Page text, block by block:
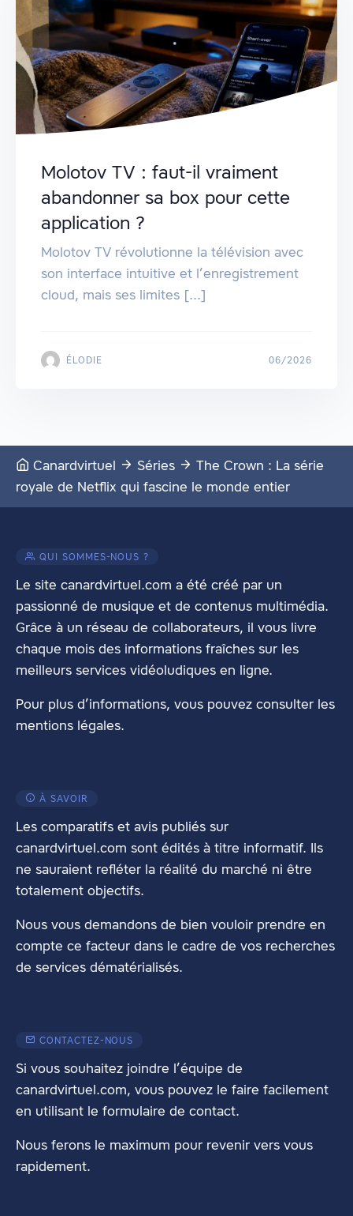
Molotov TV : faut-il vraiment
abandonner sa box pour cette
application ?
Molotov TV révolutionne la télévision avec
son interface intuitive et l’enregistrement
cloud, mais ses limites [...]
ÉLODIE 06/2026
Canardvirtuel Séries
The Crown : La série
royale de Netflix qui fascine le monde entier
QUI SOMMES-NOUS ?
Le site canardvirtuel.com a été créé par un
passionné de musique et de contenus multimédia.
Grâce à un réseau de collaborateurs, il vous livre
chaque mois des informations fraîches sur les
meilleurs services vidéoludiques en ligne.
Pour plus d’informations, vous pouvez consulter les
mentions légales.
À SAVOIR
Les comparatifs et avis publiés sur
canardvirtuel.com sont édités à titre informatif. Ils
ne sauraient refléter la réalité du marché ni être
totalement objectifs.
Nous vous demandons de bien vouloir prendre en
compte ce facteur dans le cadre de vos recherches
de services dématérialisés.
CONTACTEZ-NOUS
Si vous souhaitez joindre l’équipe de
canardvirtuel.com, vous pouvez le faire facilement
en utilisant le formulaire de contact.
Nous ferons le maximum pour revenir vers vous
rapidement.